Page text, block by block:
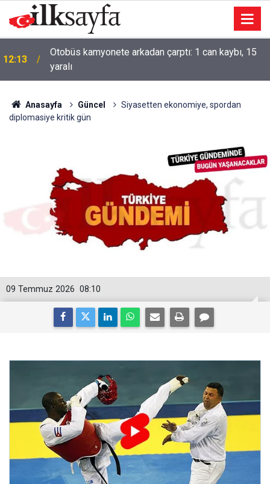
12:13
Otobüs kamyonete arkadan çarptı: 1 can kaybı, 15
yaralı
Anasayfa Güncel
Siyasetten ekonomiye, spordan
diplomasiye kritik gün
08:10
09 Temmuz 2026